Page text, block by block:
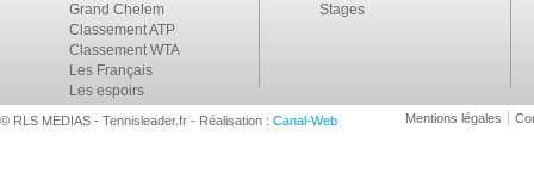
Grand Chelem
Classement ATP
Classement WTA
Les Français
Les espoirs
Stages
© RLS MEDIAS - Tennisleader.fr - Réalisation : Canal-Web Mentions légales